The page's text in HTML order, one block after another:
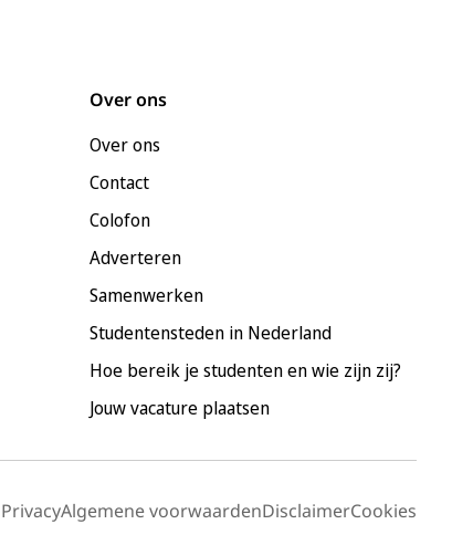
Over ons
Over ons
Contact
Colofon
Adverteren
Samenwerken
Studentensteden in Nederland
Hoe bereik je studenten en wie zijn zij?
Jouw vacature plaatsen
PrivacyAlgemene voorwaardenDisclaimerCookies